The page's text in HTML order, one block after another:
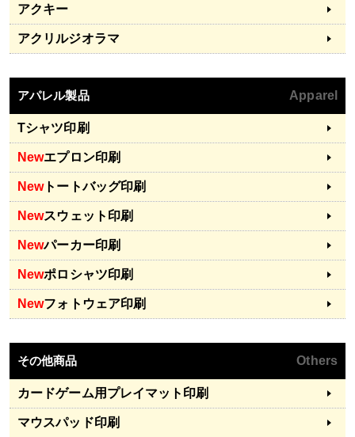
アクキー
アクリルジオラマ
アパレル製品 Apparel
Tシャツ印刷
Newエプロン印刷
Newトートバッグ印刷
Newスウェット印刷
Newパーカー印刷
Newポロシャツ印刷
Newフォトウェア印刷
その他商品 Others
カードゲーム用プレイマット印刷
マウスパッド印刷